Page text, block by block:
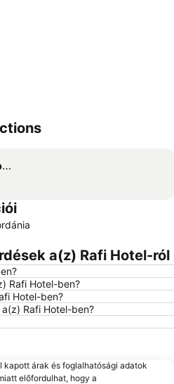
a(z) Rafi Hotel-ról
Rafi Hotel-ben?
Hotel-ben?
Rafi Hotel-ben?
árak és foglalhatósági adatok
előfordulhat, hogy a